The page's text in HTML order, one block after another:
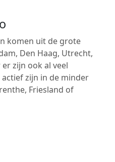
komen uit de grote
Den Haag, Utrecht,
zijn ook al veel
zijn in de minder
Friesland of